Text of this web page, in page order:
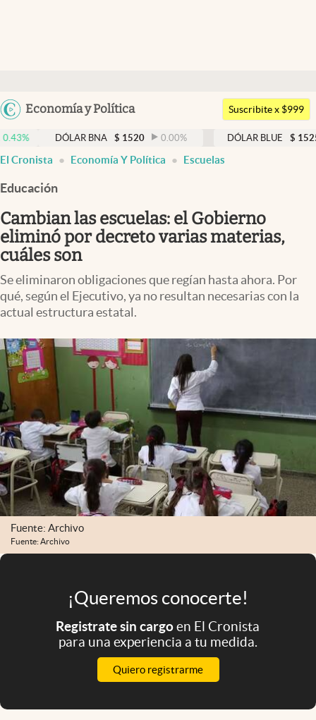
Argentina
Uruguay
Economía y Política
Members
Economía y Política
Finanzas y Mercados
Mercados Online
Negocios
Columnistas
Apertura
Clase
Clima
Mundial 2026
Eventos Corporativos
El Cronista Studio
Mediakit
abre en nueva pestaña
Argentina
Suscribite x $999
DÓLAR BNA $ 1520 0.00% DÓLAR BLUE $ 1525 -0.33
El Cronista Economía Y Política Escuelas
Educación
Cambian las escuelas: el Gobierno
eliminó por decreto varias materias,
cuáles son
Se eliminaron obligaciones que regían hasta ahora. Por
qué, según el Ejecutivo, ya no resultan necesarias con la
actual estructura estatal.
Fuente: Archivo
Fuente: Archivo
¡Queremos conocerte!
Registrate sin cargoen El Cronista
para una experiencia a tu medida.
Quiero registrarme